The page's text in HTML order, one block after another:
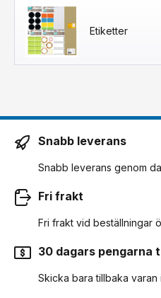
Etiketter
Snabb leverans
Snabb leverans genom
Fri frakt
Fri frakt vid beställningar
30 dagars pengarna
Skicka bara tillbaka varan